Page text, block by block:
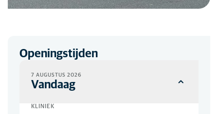
Openingstijden
7 AUGUSTUS 2026
Vandaag
KLINIEK